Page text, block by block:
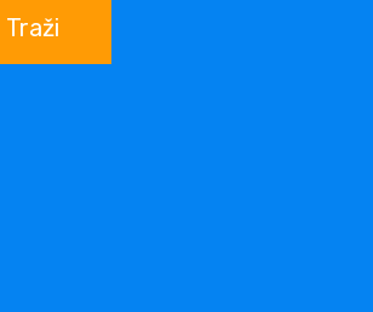
Traži